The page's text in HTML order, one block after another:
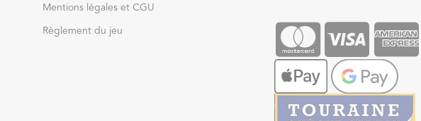
Mentions légales et CGU
Règlement du jeu